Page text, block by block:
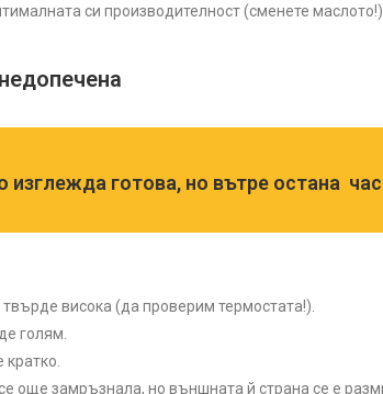
си производителност (сменете маслото!)
изглежда готова, но вътре остана
висока (да проверим термостата!).
голям.
още замръзнала, но външната й страна се е